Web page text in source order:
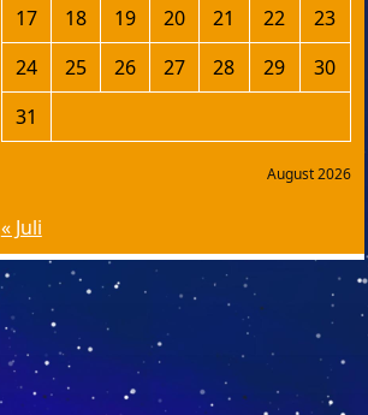
August 2026
17
18 19 20 21 22
23
24
25 26 27 28 29
30
31
« Juli